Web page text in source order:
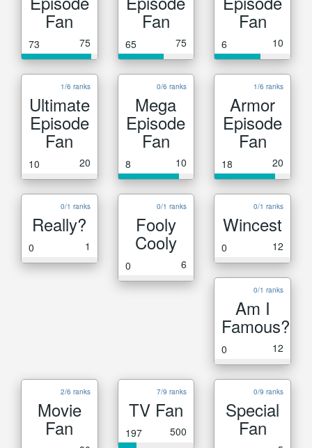
Fan
73 75
Fan
65 75
Fan
6 10
1/6 ranks
Ultimate
Episode
Fan
10 20
0/6 ranks
Mega
Episode
Fan
8 10
1/6 ranks
Armor
Episode
Fan
18 20
0/1 ranks
Really?
0 1
0/1 ranks
Fooly
Cooly
0 6
0/1 ranks
Wincest
0 12
0/1 ranks
Am I
Famous?
0 12
2/6 ranks
Movie
Fan
7/9 ranks
TV Fan
197 500
0/9 ranks
Special
Fan